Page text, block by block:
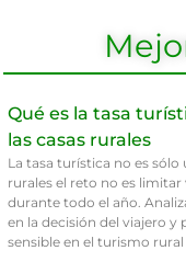
Qué es la tasa
las casas rurales
La tasa turística no es
rurales el reto no es
durante todo el año.
en la decisión del viajero y
sensible en el turismo